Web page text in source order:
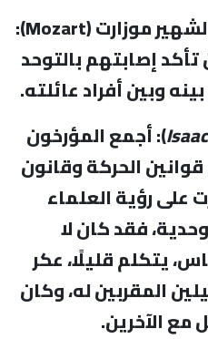
موزارت (Mozart
):
إصابتهم بالتوحد
وبين أفراد عائلته.
): أجمع المؤرخون
الحركة وقانون
على رؤية العلماء
فقد كان لا
يتكلم قليلًا، عكر
المقربين له، وكان
مع الآخرين.